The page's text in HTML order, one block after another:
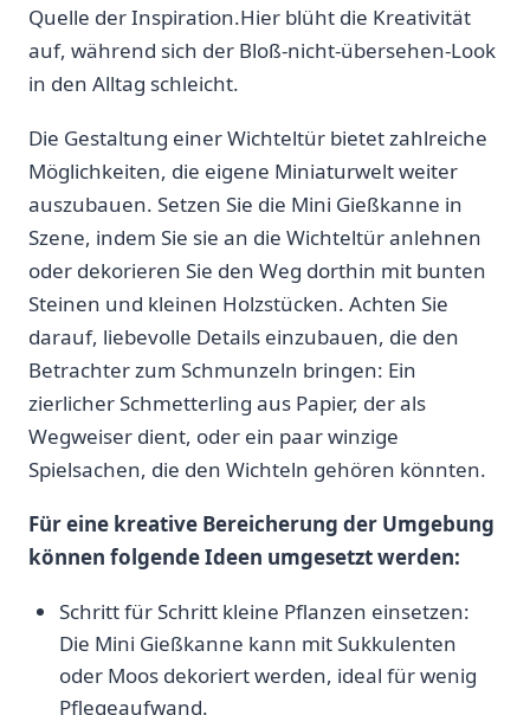
Quelle der Inspiration.Hier blüht die⁢ Kreativität⁣
auf, während sich⁢ der ⁣Bloß-nicht-übersehen-Look​
in den Alltag schleicht.
Die Gestaltung einer Wichteltür bietet⁢ zahlreiche ​
Möglichkeiten, die eigene ​Miniaturwelt weiter
⁤auszubauen. Setzen Sie die Mini⁤ Gießkanne in
Szene, indem Sie sie an die‍ Wichteltür‌ anlehnen
oder dekorieren Sie⁢ den Weg dorthin mit ‍bunten
Steinen und ​kleinen Holzstücken.⁤ Achten ⁣Sie
darauf, ⁤liebevolle Details ⁣einzubauen, die den
Betrachter zum Schmunzeln bringen: Ein
zierlicher Schmetterling aus Papier, der‌ als
Wegweiser dient, oder ein ⁢paar winzige
Spielsachen, die⁤ den ​Wichteln gehören könnten.
Für eine kreative⁢ Bereicherung ​der Umgebung
können⁣ folgende Ideen ‍umgesetzt werden:
Schritt⁢ für Schritt kleine Pflanzen einsetzen:
Die‍ Mini ⁢Gießkanne kann mit Sukkulenten
‍oder ⁤Moos dekoriert werden, ideal für‌ wenig ​
Pflegeaufwand.